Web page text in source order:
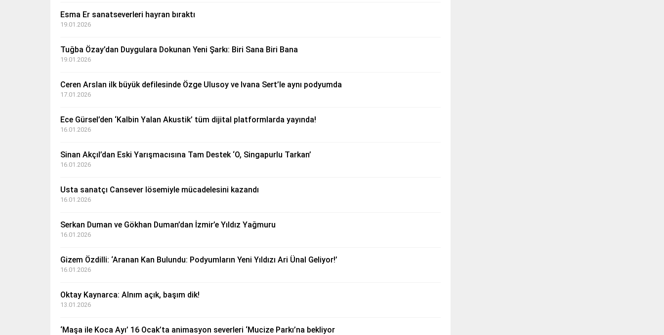
Esma Er sanatseverleri hayran bıraktı
19.01.2026
Tuğba Özay’dan Duygulara Dokunan Yeni Şarkı: Biri Sana Biri Bana
19.01.2026
Ceren Arslan ilk büyük defilesinde Özge Ulusoy ve Ivana Sert’le aynı podyumda
17.01.2026
Ece Gürsel’den ‘Kalbin Yalan Akustik’ tüm dijital platformlarda yayında!
16.01.2026
Sinan Akçıl’dan Eski Yarışmacısına Tam Destek ‘O, Singapurlu Tarkan’
16.01.2026
Usta sanatçı Cansever lösemiyle mücadelesini kazandı
16.01.2026
Serkan Duman ve Gökhan Duman’dan İzmir’e Yıldız Yağmuru
16.01.2026
Gizem Özdilli: ‘Aranan Kan Bulundu: Podyumların Yeni Yıldızı Ari Ünal Geliyor!’
16.01.2026
Oktay Kaynarca: Alnım açık, başım dik!
13.01.2026
‘Maşa ile Koca Ayı’ 16 Ocak’ta animasyon severleri ‘Mucize Parkı’na bekliyor